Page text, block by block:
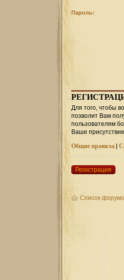
Пароль:
Для того, чтобы
позволит Вам
пользователям
Ваше
Общие правила|
Регистрация
Список